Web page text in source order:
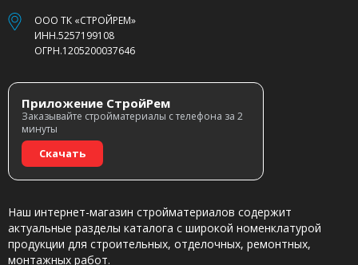
ООО ТК «СТРОЙРЕМ»
ИНН.5257199108
ОГРН.1205200037646
Приложение СтройРем
Заказывайте стройматериалы с телефона за 2
минуты
Скачать
Наш интернет-магазин стройматериалов содержит
актуальные разделы каталога с широкой номенклатурой
продукции для строительных, отделочных, ремонтных,
монтажных работ.